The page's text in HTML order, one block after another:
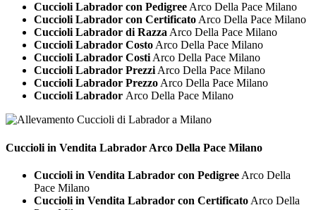
Cuccioli Labrador con PedigreeArco Della Pace Milano
Cuccioli Labrador con CertificatoArco Della Pace Milano
Cuccioli Labrador di RazzaArco Della Pace Milano
Cuccioli Labrador CostoArco Della Pace Milano
Cuccioli Labrador CostiArco Della Pace Milano
Cuccioli Labrador PrezziArco Della Pace Milano
Cuccioli Labrador PrezzoArco Della Pace Milano
Cuccioli Labrador Arco Della Pace Milano
Cuccioli in Vendita Labrador Arco Della Pace Milano
Cuccioli in Vendita Labrador con Pedigree Arco Della
Pace Milano
Cuccioli in Vendita Labrador con Certificato Arco Della